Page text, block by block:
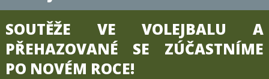
SOUTĚŽE VE VOLEJBALU A
PŘEHAZOVANÉ SE ZÚČASTNÍME
PO NOVÉM ROCE!